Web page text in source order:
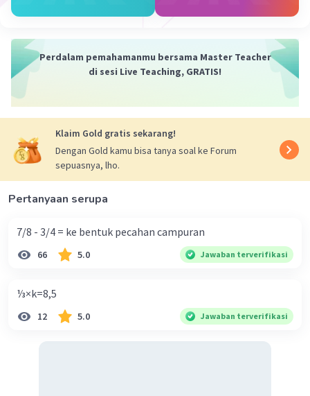
Hasilnya adalah 1.43181818182 (hasil dibulatkan sampai
10 angka di belakang koma).
2. Selanjutnya, kita kalikan hasil pembagian tersebut
Kesimpulan:
penjelasan ini membantu kamu 🙂
Perdalam pemahamanmu bersama Master Teacher
di sesi Live Teaching, GRATIS!
Klaim Gold gratis sekarang!
Dengan Gold kamu bisa tanya soal ke Forum
sepuasnya, lho.
Pertanyaan serupa
7/8 - 3/4 = ke bentuk pecahan campuran
66 5.0 Jawaban terverifikasi
⅓×k=8,5
12 5.0 Jawaban terverifikasi